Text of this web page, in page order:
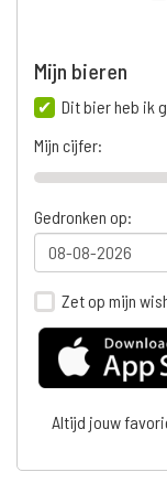
Mijn bieren
Dit bier heb ik
Mijn cijfer:
Gedronken op:
Zet op mijn
Altijd jouw